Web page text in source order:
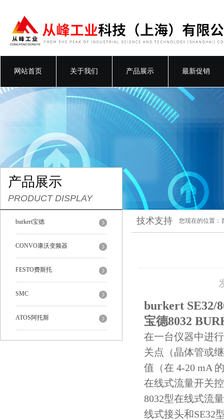
网站首页 关于我们 产品展示 最新促销
产品展示
PRODUCT DISPLAY
burkert宝德
CONVO康沃变频器
FESTO费斯托
SMC
ATOS阿托斯
技术支持 您现在的位置：
burkert SE32/
宝德8032
在一台仪器中进
关点（晶体管或
值（在 4-20 mA
在线式流量开关
8032型在线式流
线式接头和SE32